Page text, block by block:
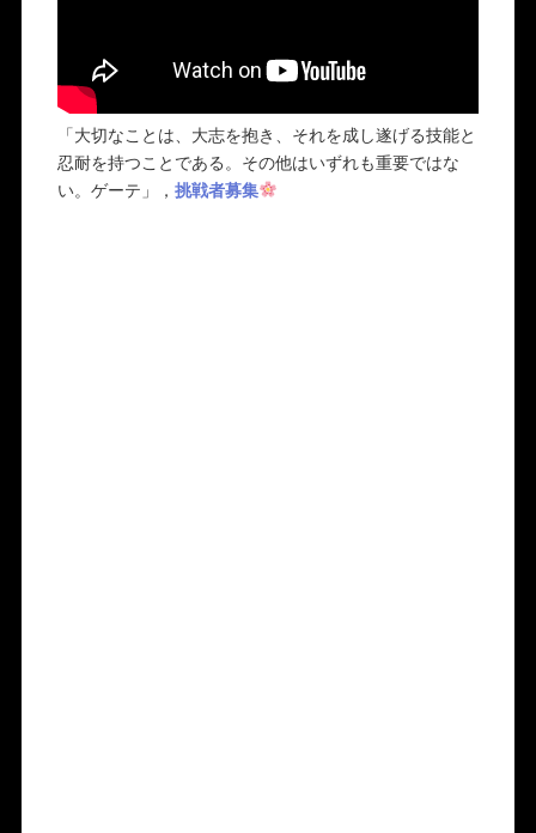
「大切なことは、大志を抱き、それを成し遂げる技能と
忍耐を持つことである。その他はいずれも重要ではな
い。ゲーテ」， 挑戦者募集